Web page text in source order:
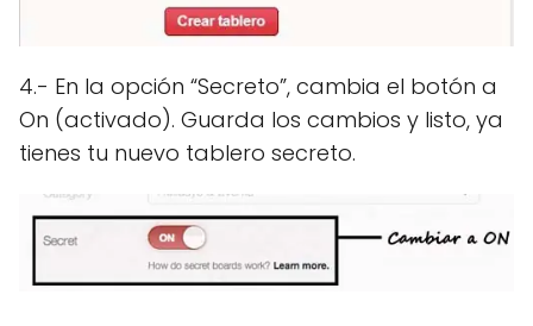
4.- En la opción “Secreto”, cambia el botón a
On (activado). Guarda los cambios y listo, ya
tienes tu nuevo tablero secreto.